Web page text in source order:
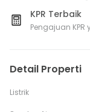
KPR Terbaik
Pengajuan
Detail Properti
Listrik